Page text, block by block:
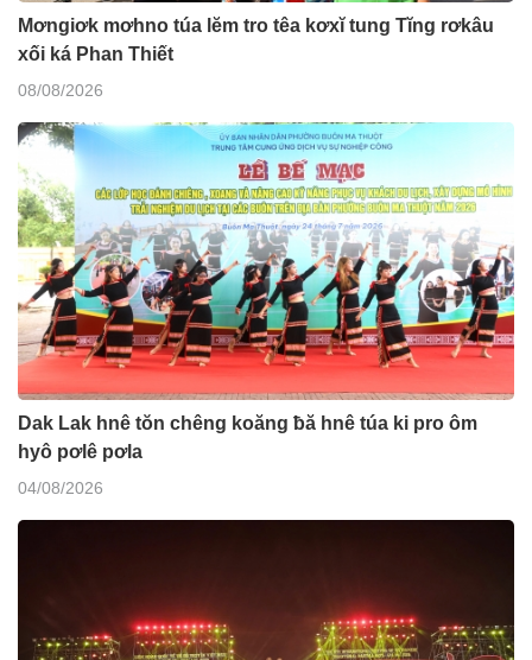
Mơngiơk mơhno túa lĕm tro têa kơxĭ tung Tĭng rơkâu
xối ká Phan Thiết
08/08/2026
Dak Lak hnê tŏn chêng koăng ƀă hnê túa ki pro ôm
hyô pơlê pơla
04/08/2026